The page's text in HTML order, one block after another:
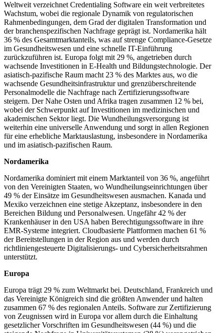
Weltweit verzeichnet Credentialing Software ein weit verbreitetes
Wachstum, wobei die regionale Dynamik von regulatorischen
Rahmenbedingungen, dem Grad der digitalen Transformation und
der branchenspezifischen Nachfrage geprägt ist. Nordamerika hält
36 % des Gesamtmarktanteils, was auf strenge Compliance-Gesetze
im Gesundheitswesen und eine schnelle IT-Einführung
zurückzuführen ist. Europa folgt mit 29 %, angetrieben durch
wachsende Investitionen in E-Health und Bildungstechnologie. Der
asiatisch-pazifische Raum macht 23 % des Marktes aus, wo die
wachsende Gesundheitsinfrastruktur und grenzüberschreitende
Personalmodelle die Nachfrage nach Zertifizierungssoftware
steigern. Der Nahe Osten und Afrika tragen zusammen 12 % bei,
wobei der Schwerpunkt auf Investitionen im medizinischen und
akademischen Sektor liegt. Die Wundheilungsversorgung ist
weiterhin eine universelle Anwendung und sorgt in allen Regionen
für eine erhebliche Marktauslastung, insbesondere in Nordamerika
und im asiatisch-pazifischen Raum.
Nordamerika
Nordamerika dominiert mit einem Marktanteil von 36 %, angeführt
von den Vereinigten Staaten, wo Wundheilungseinrichtungen über
49 % der Einsätze im Gesundheitswesen ausmachen. Kanada und
Mexiko verzeichnen eine stetige Akzeptanz, insbesondere in den
Bereichen Bildung und Personalwesen. Ungefähr 42 % der
Krankenhäuser in den USA haben Berechtigungssoftware in ihre
EMR-Systeme integriert. Cloudbasierte Plattformen machen 61 %
der Bereitstellungen in der Region aus und werden durch
richtliniengesteuerte Digitalisierungs- und Cybersicherheitsrahmen
unterstützt.
Europa
Europa trägt 29 % zum Weltmarkt bei. Deutschland, Frankreich und
das Vereinigte Königreich sind die größten Anwender und halten
zusammen 67 % des regionalen Anteils. Software zur Zertifizierung
von Zeugnissen wird in Europa vor allem durch die Einhaltung
gesetzlicher Vorschriften im Gesundheitswesen (44 %) und die